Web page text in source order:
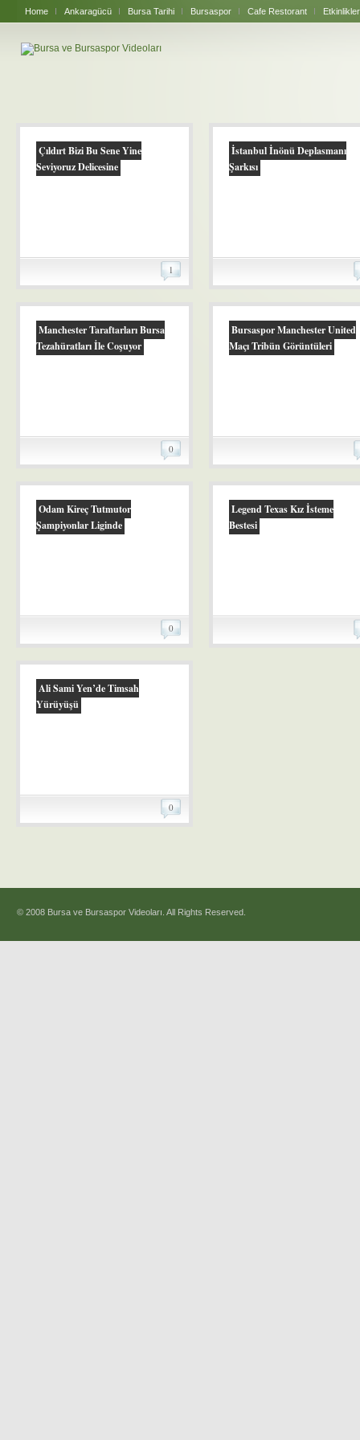
Home Ankaragücü Bursa Tarihi Bursaspor Cafe Restorant Etkinlikler
Çıldırt Bizi Bu Sene Yine
Seviyoruz Delicesine
1
İstanbul İnönü Deplasmanı
Şarkısı
Manchester Taraftarları Bursa
Tezahüratları İle Coşuyor
0
Bursaspor Manchester United
Maçı Tribün Görüntüleri
Odam Kireç Tutmutor
Şampiyonlar Liginde
0
Legend Texas Kız İsteme
Bestesi
Ali Sami Yen’de Timsah
Yürüyüşü
0
© 2008 Bursa ve Bursaspor Videoları. All Rights Reserved.